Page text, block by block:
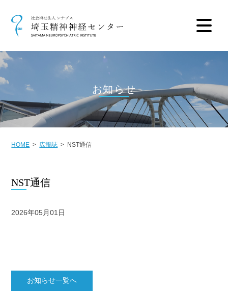
お知らせ
HOME 広報誌 NST通信
NST通信
2026年05月01日
お知らせ一覧へ